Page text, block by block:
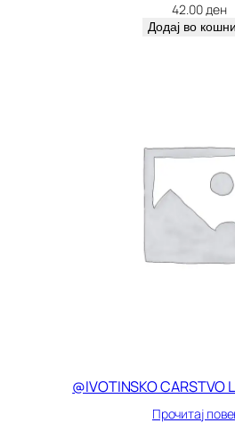
42.00ден
Додај во
@IVOTINSKO CARSTVO
Прочитај